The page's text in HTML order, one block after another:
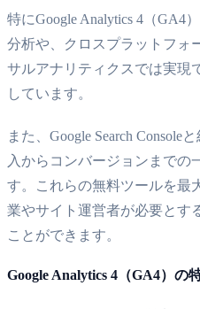
特にGoogle Analytics 4（GA4
分析や、クロスプラットフォ
サルアナリティクスでは実現
しています。
また、Google Search Console
入からコンバージョンまでの
す。これらの無料ツールを最
業やサイト運営者が必要とす
ことができます。
Google Analytics 4（GA4）の